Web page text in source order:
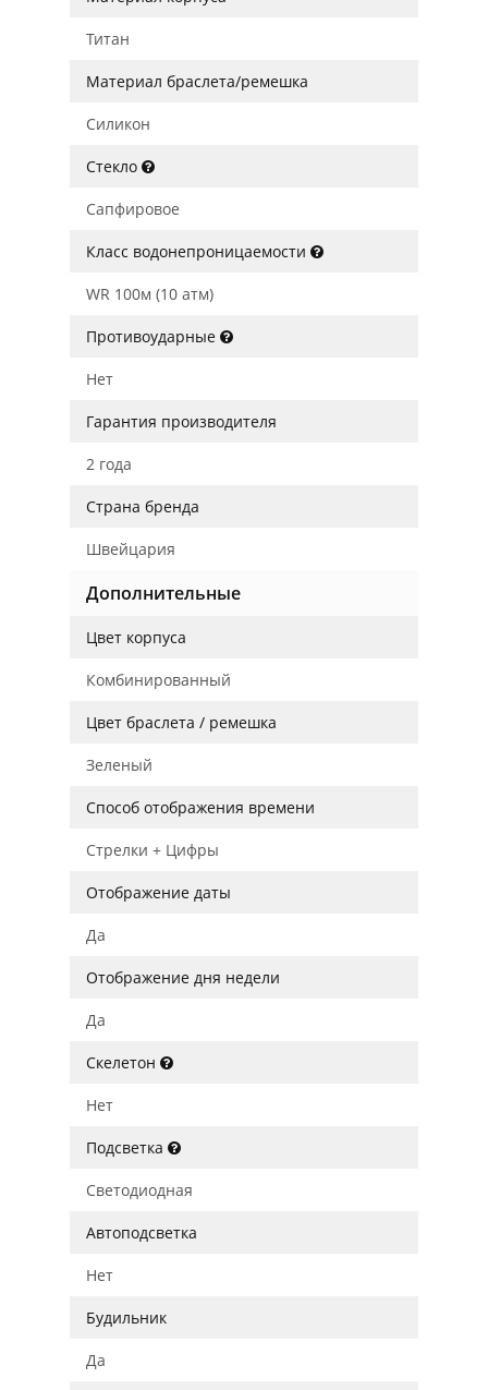
Титан
Материал браслета/ремешка
Силикон
Стекло
Сапфировое
Класс водонепроницаемости
WR 100м (10 атм)
Противоударные
Нет
Гарантия производителя
2 года
Страна бренда
Швейцария
Дополнительные
Цвет корпуса
Комбинированный
Цвет браслета / ремешка
Зеленый
Способ отображения времени
Стрелки + Цифры
Отображение даты
Да
Отображение дня недели
Да
Скелетон
Нет
Подсветка
Светодиодная
Автоподсветка
Нет
Будильник
Да